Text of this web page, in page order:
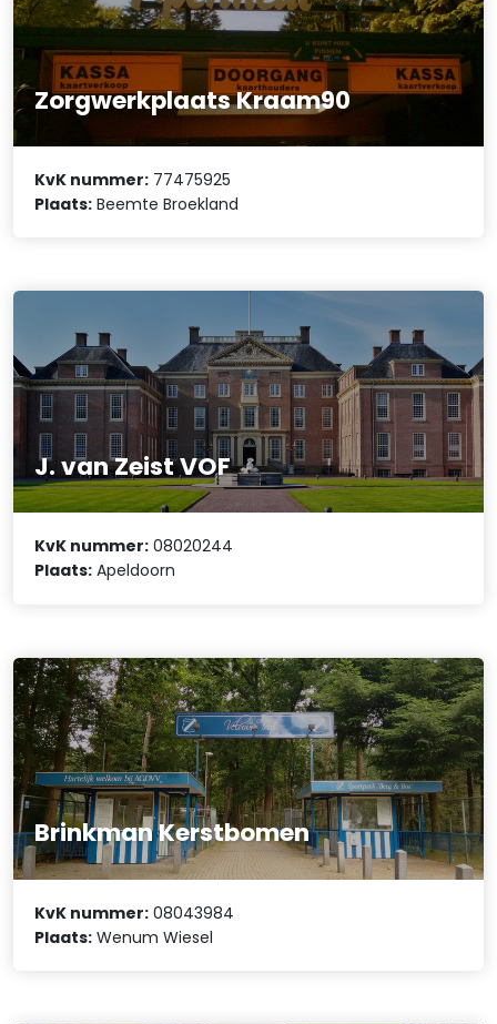
Zorgwerkplaats Kraam90
KvK nummer: 77475925
Plaats: Beemte Broekland
J. van Zeist VOF
KvK nummer: 08020244
Plaats: Apeldoorn
Brinkman Kerstbomen
KvK nummer: 08043984
Plaats: Wenum Wiesel